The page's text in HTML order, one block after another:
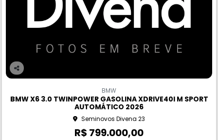
Co
rtil
BMW
BMW X6 3.0 TWINPOWER GASOLINA XDRIVE40I M SPORT
AUTOMÁTICO 2026
Seminovos Divena 23
R$ 799.000,00